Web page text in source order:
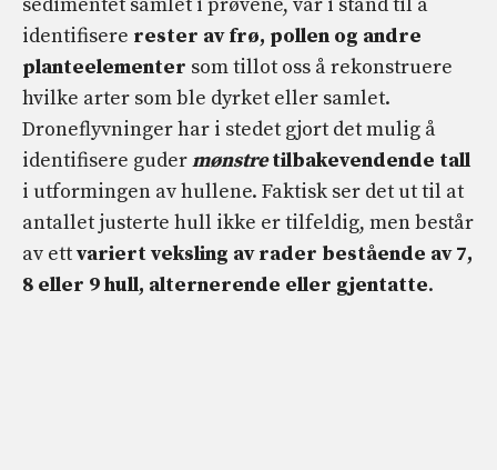
identifisere rester av frø, pollen og andre
planteelementer som tillot oss å rekonstruere
hvilke arter som ble dyrket eller samlet.
Droneflyvninger har i stedet gjort det mulig å
identifisere gudermønstretilbakevendende tall
i utformingen av hullene. Faktisk ser det ut til at
antallet justerte hull ikke er tilfeldig, men består
av ettvariert veksling av rader bestående av 7,
8 eller 9 hull, alternerende eller gjentatte.